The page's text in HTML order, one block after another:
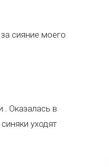
сияние моего
. Оказалась в
уходят